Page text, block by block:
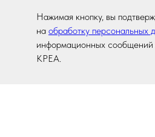
Нажимая кнопку, вы
на обработку персональных
информационных сообщений
КРЕА.